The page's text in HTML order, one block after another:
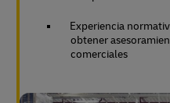
Experiencia
obtener
comerciales